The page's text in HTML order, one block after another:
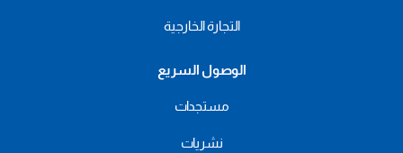
التجارة الخارجية
الوصول السريع
مستجدات
نشريات